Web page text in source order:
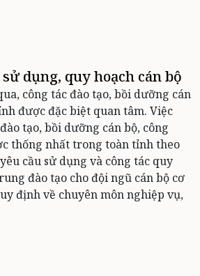
dụng, quy hoạch cán bộ
công tác đào tạo, bồi dưỡng cán
được đặc biệt quan tâm. Việc
tạo, bồi dưỡng cán bộ, công
thống nhất trong toàn tỉnh theo
cầu sử dụng và công tác quy
đào tạo cho đội ngũ cán bộ cơ
định về chuyên môn nghiệp vụ,